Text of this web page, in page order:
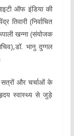
ऑफ इंडिया की
(निर्वाचित
खन्ना (संयोजक
भानु दुग्गल
और चर्चाओं के
स्वास्थ्य से जुड़े